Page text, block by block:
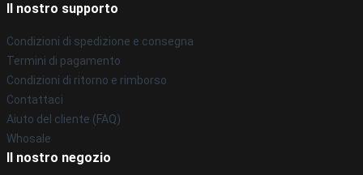
Il nostro supporto
Condizioni di spedizione e consegna
Termini di pagamento
Condizioni di ritorno e rimborso
Contattaci
Aiuto del cliente (FAQ)
Whosale
Il nostro negozio